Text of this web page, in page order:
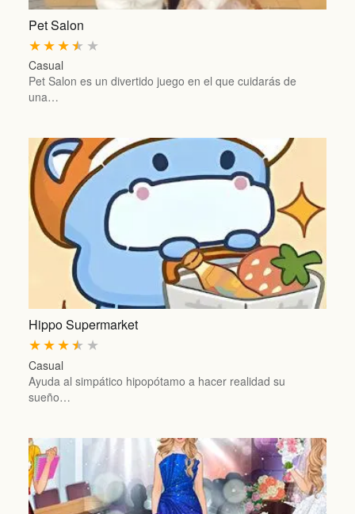
Pet Salon
★
★
★
★
★
Casual
Pet Salon es un divertido juego en el que cuidarás de
una…
Hippo Supermarket
★
★
★
★
★
Casual
Ayuda al simpático hipopótamo a hacer realidad su
sueño…